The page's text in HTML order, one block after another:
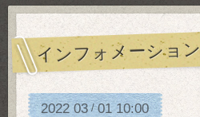
インフォメーション
2022 03/01 10:00